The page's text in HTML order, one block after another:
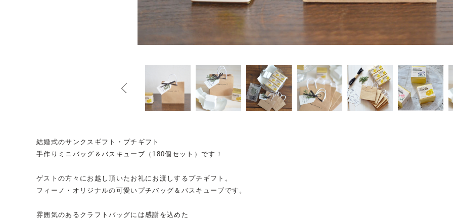
結婚式のサンクスギフト・プチギフト
手作りミニバッグ＆バスキューブ（180個セット）です！
ゲストの方々にお越し頂いたお礼にお渡しするプチギフト。
フィーノ・オリジナルの可愛いプチバッグ＆バスキューブです。
雰囲気のあるクラフトバッグには感謝を込めた